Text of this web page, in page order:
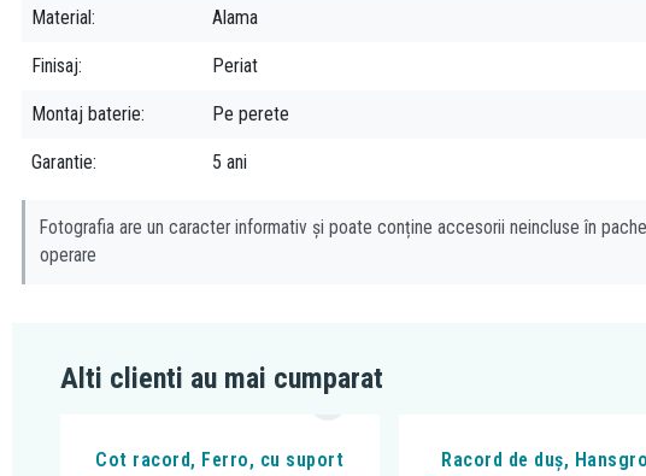
Material Alama
Finisaj Periat
Montaj baterie Pe perete
Garantie 5 ani
Fotografia are un caracter informativ și poate conține accesorii neincluse în
operare
Alti clienti au mai cumparat
Cot racord, Ferro, cu suport
Racord de duș,